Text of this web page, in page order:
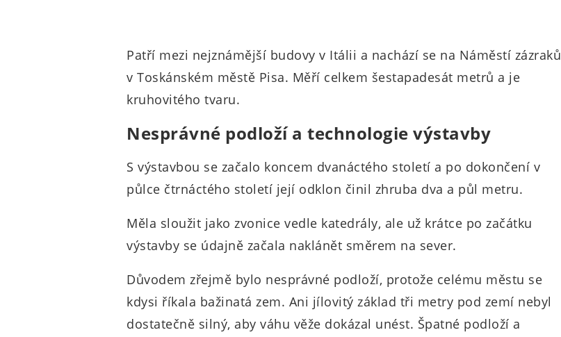
Patří mezi nejznámější budovy v Itálii a nachází se na Náměstí zázraků
v Toskánském městě Pisa. Měří celkem šestapadesát metrů a je
kruhovitého tvaru.
Nesprávné podloží a technologie výstavby
S výstavbou se začalo koncem dvanáctého století a po dokončení v
půlce čtrnáctého století její odklon činil zhruba dva a půl metru.
Měla sloužit jako zvonice vedle katedrály, ale už krátce po začátku
výstavby se údajně začala naklánět směrem na sever.
Důvodem zřejmě bylo nesprávné podloží, protože celému městu se
kdysi říkala bažinatá zem. Ani jílovitý základ tři metry pod zemí nebyl
dostatečně silný, aby váhu věže dokázal unést. Špatné podloží a